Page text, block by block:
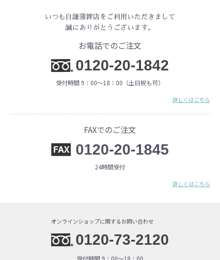
いつも白謙蒲鉾店をご利用いただきまして
誠にありがとうございます。
お電話でのご注文
0120-20-1842
受付時間 9：00〜18：00（土日祝も可）
詳しくはこちら
FAXでのご注文
0120-20-1845
24時間受付
詳しくはこちら
オンラインショップに関するお問い合わせ
0120-73-2120
受付時間 9：00〜18：00